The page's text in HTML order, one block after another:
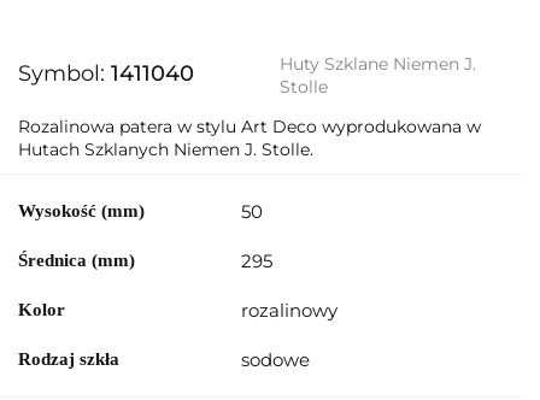
Symbol: 1411040
Huty Szklane Niemen J.
Stolle
Rozalinowa patera w stylu Art Deco wyprodukowana w
Hutach Szklanych Niemen J. Stolle.
Wysokość (mm) 50
Średnica (mm) 295
Kolor rozalinowy
Rodzaj szkła sodowe